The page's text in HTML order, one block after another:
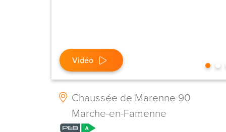
Vidéo
Chaussée de Marenne 90
Marche-en-Famenne